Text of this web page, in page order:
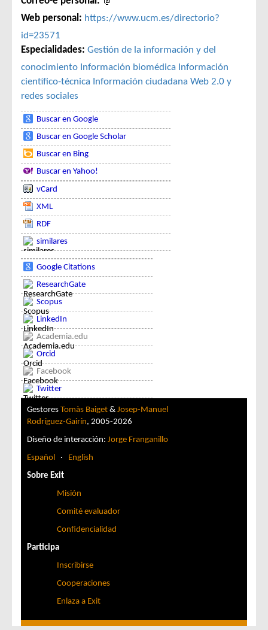
Web personal: https://www.ucm.es/directorio?
id=23571
Especialidades: Gestión de la información y del
conocimiento Información biomédica Información
científico-técnica Información ciudadana Web 2.0 y
redes sociales
Buscar en Google
Buscar en Google Scholar
Buscar en Bing
Buscar en Yahoo!
vCard
XML
RDF
similares
Google Citations
ResearchGate
Scopus
LinkedIn
Academia.edu
Orcid
Facebook
Twitter
Gestores Tomàs Baiget & Josep-Manuel
Rodríguez-Gairín, 2005-2026
Diseño de interacción: Jorge Franganillo
Español · English
Sobre Exit
Misión
Comité evaluador
Confidencialidad
Participa
Inscribirse
Cooperaciones
Enlaza a Exit